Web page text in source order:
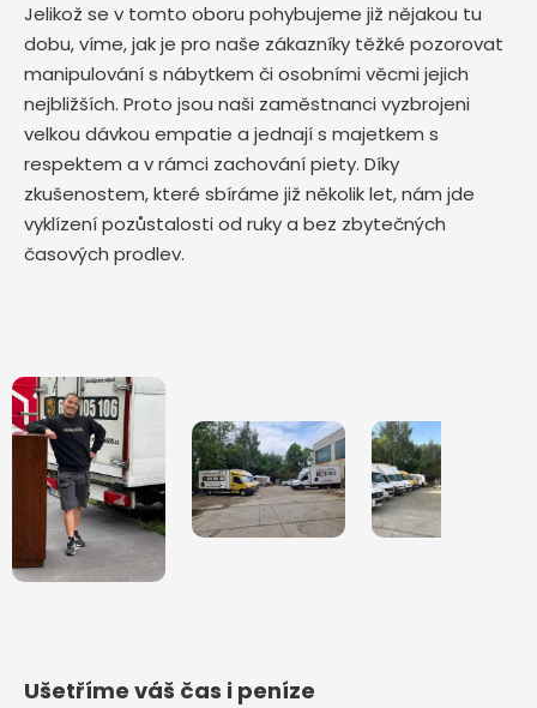
Jelikož se v tomto oboru pohybujeme již nějakou tu
dobu, víme, jak je pro naše zákazníky těžké pozorovat
manipulování s nábytkem či osobními věcmi jejich
nejbližších. Proto jsou naši zaměstnanci vyzbrojeni
velkou dávkou empatie a jednají s majetkem s
respektem a v rámci zachování piety. Díky
zkušenostem, které sbíráme již několik let, nám jde
vyklízení pozůstalosti od ruky a bez zbytečných
časových prodlev.
Ušetříme váš čas i peníze